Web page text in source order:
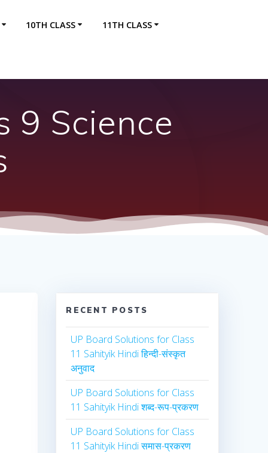
10TH CLASS 11TH CLASS
9 Science
RECENT POSTS
UP Board Solutions for Class
11 Sahityik Hindi हिन्दी-संस्कृत
अनुवाद
UP Board Solutions for Class
11 Sahityik Hindi शब्द-रूप-प्रकरण
UP Board Solutions for Class
11 Sahityik Hindi समास-प्रकरण